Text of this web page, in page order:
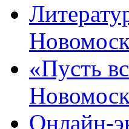
«Пусть
Онлайн-